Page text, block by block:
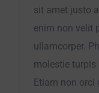
sit amet justo
enim non velit
ullamcorper.
molestie
Etiam non orci